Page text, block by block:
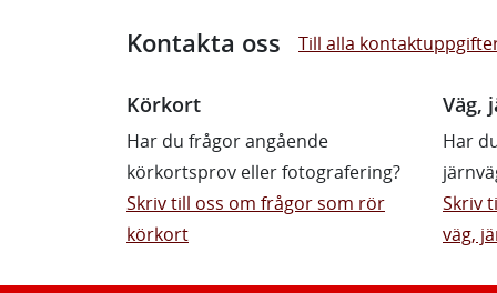
Kontakta oss Till alla
Körkort
Har du frågor angående
körkortsprov eller fotografering?
Skriv till oss om frågor som rör
körkort
Väg,
Har
Skriv
väg,